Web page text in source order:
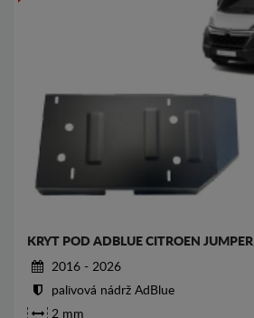
KRYT POD ADBLUE CITROEN JUMPER
2016 - 2026
palivová nádrž AdBlue
2 mm